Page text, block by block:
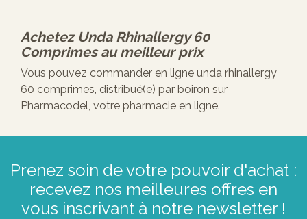
Achetez Unda Rhinallergy 60
Comprimesau meilleur prix
Vous pouvez commander en ligne unda rhinallergy
60 comprimes, distribué(e) par boiron sur
Pharmacodel, votre pharmacie en ligne.
Prenez soin de votre pouvoir d'achat :
recevez nos meilleures offres en
vous inscrivant à notre newsletter !